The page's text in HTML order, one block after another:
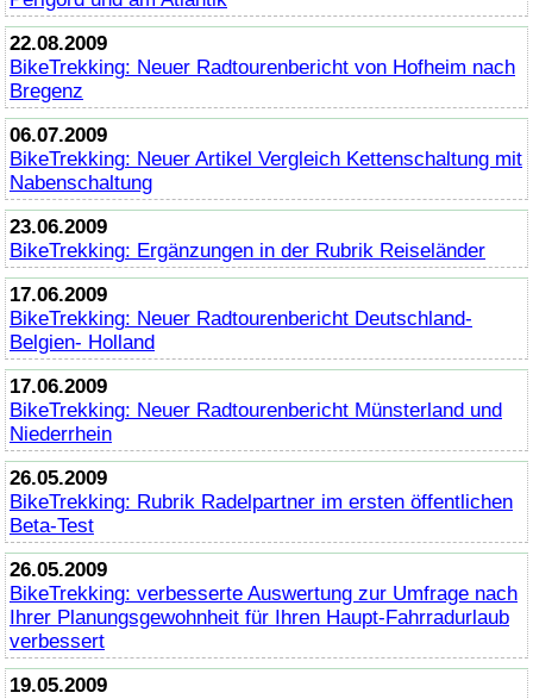
22.08.2009
BikeTrekking: Neuer Radtourenbericht von Hofheim nach
Bregenz
06.07.2009
BikeTrekking: Neuer Artikel Vergleich Kettenschaltung mit
Nabenschaltung
23.06.2009
BikeTrekking: Ergänzungen in der Rubrik Reiseländer
17.06.2009
BikeTrekking: Neuer Radtourenbericht Deutschland-
Belgien- Holland
17.06.2009
BikeTrekking: Neuer Radtourenbericht Münsterland und
Niederrhein
26.05.2009
BikeTrekking: Rubrik Radelpartner im ersten öffentlichen
Beta-Test
26.05.2009
BikeTrekking: verbesserte Auswertung zur Umfrage nach
Ihrer Planungsgewohnheit für Ihren Haupt-Fahrradurlaub
verbessert
19.05.2009